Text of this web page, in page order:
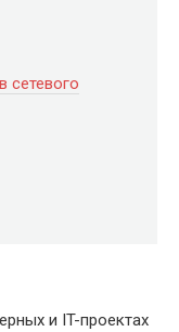
сетевого
и IT-проектах